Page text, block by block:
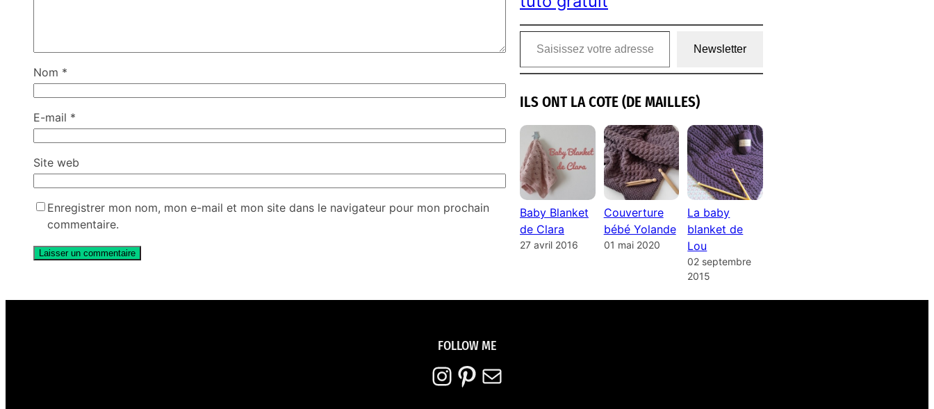
Nom *
E-mail *
Site web
Enregistrer mon nom, mon e-mail et mon site dans le navigateur pour mon prochain
commentaire.
Saisissez votre adresse e-mail…
Newsletter
ILS ONT LA COTE (DE MAILLES)
Baby Blanket
de Clara
27 avril 2016
Couverture
bébé Yolande
01 mai 2020
La baby
blanket de
Lou
02 septembre
2015
FOLLOW ME
Instagram Pinterest E-mail